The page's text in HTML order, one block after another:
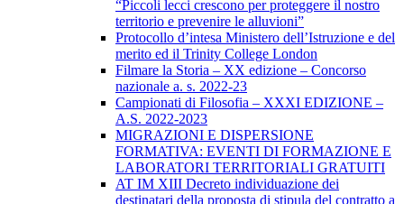
“Piccoli lecci crescono per proteggere il nostro
territorio e prevenire le alluvioni”
Protocollo d’intesa Ministero dell’Istruzione e del
merito ed il Trinity College London
Filmare la Storia – XX edizione – Concorso
nazionale a. s. 2022-23
Campionati di Filosofia – XXXI EDIZIONE –
A.S. 2022-2023
MIGRAZIONI E DISPERSIONE
FORMATIVA: EVENTI DI FORMAZIONE E
LABORATORI TERRITORIALI GRATUITI
AT IM XIII Decreto individuazione dei
destinatari della proposta di stipula del contratto a